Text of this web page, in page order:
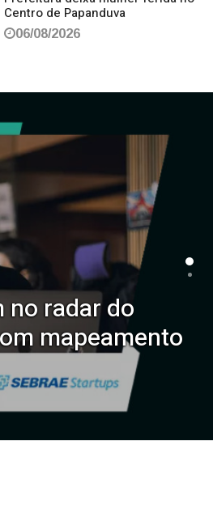
Centro de Papanduva
06/08/2026
no radar do
mapeamento